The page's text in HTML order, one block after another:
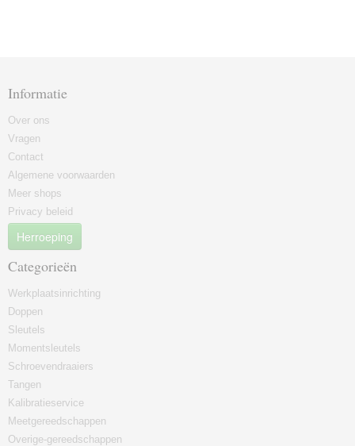
Informatie
Over ons
Vragen
Contact
Algemene voorwaarden
Meer shops
Privacy beleid
Herroeping
Categorieën
Werkplaatsinrichting
Doppen
Sleutels
Momentsleutels
Schroevendraaiers
Tangen
Kalibratieservice
Meetgereedschappen
Overige-gereedschappen